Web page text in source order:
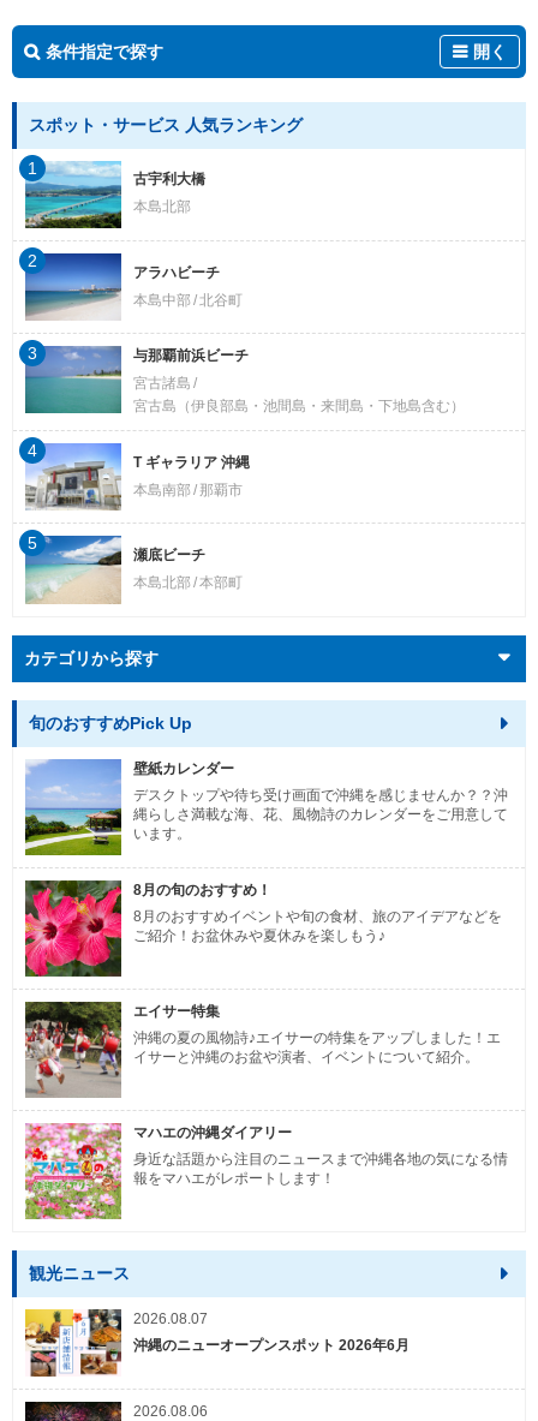
条件指定で探す 開く
スポット・サービス 人気ランキング
古宇利大橋
本島北部
1
アラハビーチ
本島中部 北谷町
2
与那覇前浜ビーチ
宮古諸島
宮古島（伊良部島・池間島・来間島・下地島含む）
3
T ギャラリア 沖縄
本島南部
那覇市
4
瀬底ビーチ
本島北部 本部町
5
カテゴリから探す
旬のおすすめPick Up
壁紙カレンダー
デスクトップや待ち受け画面で沖縄を感じませんか？？沖
縄らしさ満載な海、花、風物詩のカレンダーをご用意して
います。
8月の旬のおすすめ！
8月のおすすめイベントや旬の食材、旅のアイデアなどを
ご紹介！お盆休みや夏休みを楽しもう♪
エイサー特集
沖縄の夏の風物詩♪エイサーの特集をアップしました！エ
イサーと沖縄のお盆や演者、イベントについて紹介。
マハエの沖縄ダイアリー
身近な話題から注目のニュースまで沖縄各地の気になる情
報をマハエがレポートします！
観光ニュース
2026.08.07
沖縄のニューオープンスポット 2026年6月
2026.08.06